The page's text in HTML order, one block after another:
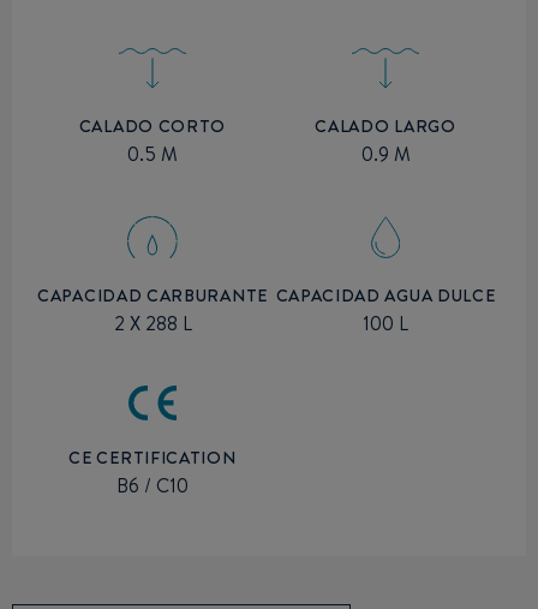
CALADO CORTO
0.5 M
CALADO LARGO
0.9 M
CAPACIDAD CARBURANTE
2 X 288 L
CAPACIDAD AGUA DULCE
100 L
CE CERTIFICATION
B6 / C10